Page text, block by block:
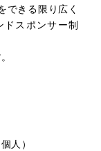
できる限り広く
スポンサー制
人）